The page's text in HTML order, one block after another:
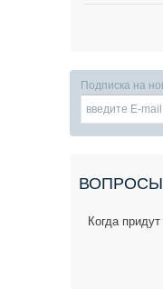
Подписка на
Когда